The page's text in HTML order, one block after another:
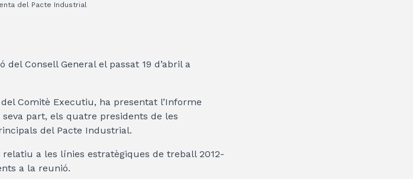
del Pacte Industrial
Consell General el passat 19 d’abril a
Comitè Executiu, ha presentat l’Informe
seva part, els quatre presidents de les
del Pacte Industrial.
a les línies estratègiques de treball 2012-
a la reunió.